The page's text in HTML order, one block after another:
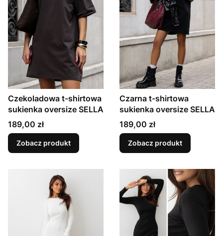
Czekoladowa t-shirtowa
sukienka oversize SELLA
Cena
189,00 zł
Zobacz produkt
Czarna t-shirtowa
sukienka oversize SELLA
Cena
189,00 zł
Zobacz produkt